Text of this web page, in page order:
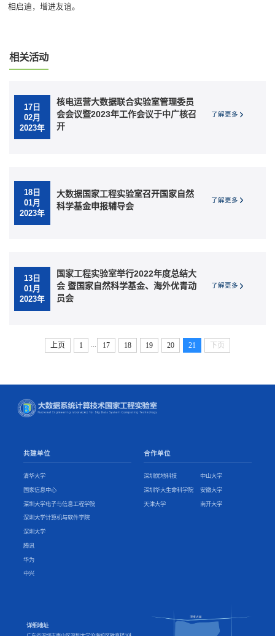
相启迪，增进友谊。
相关活动
17日
02月
2023年
核电运营大数据联合实验室管理委员
会会议暨2023年工作会议于中广核召
开
了解更多
18日
01月
2023年
大数据国家工程实验室召开国家自然
科学基金申报辅导会
了解更多
13日
01月
2023年
国家工程实验室举行2022年度总结大
会 暨国家自然科学基金、海外优青动
员会
了解更多
上页 1 17 18 19 20 21 下页
共建单位
清华大学
国家信息中心
深圳大学电子与信息工程学院
深圳大学计算机与软件学院
深圳大学
腾讯
华为
中兴
合作单位
深圳优地科技 中山大学
深圳华大生命科学院 安徽大学
天津大学 南开大学
详细地址